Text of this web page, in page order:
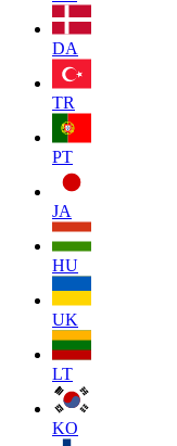
DA
TR
PT
JA
HU
UK
LT
KO